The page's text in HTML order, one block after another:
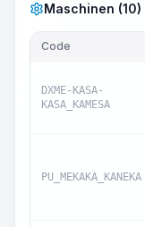
Maschinen (10)
Code
DXME-KASA-
KASA_KAMESA
PU_MEKAKA_KANEKA